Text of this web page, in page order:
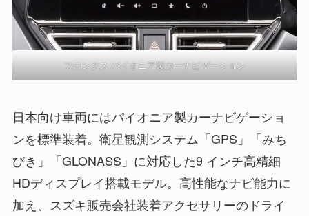
フロンクス パイオニア製カーナビゲーション
日本向け車両にはパイオニア製カーナビゲーショ
ンを標準装着。衛星観測システム「GPS」「みち
びき」「GLONASS」に対応した9 インチ高精細
HDディスプレイ搭載モデル。高性能なナビ能力に
加え、スズキ販売会社装着アクセサリーのドライ